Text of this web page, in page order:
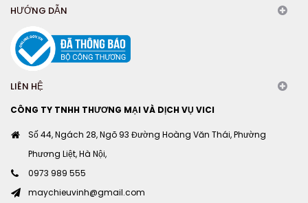
HƯỚNG DẪN
LIÊN HỆ
CÔNG TY TNHH THƯƠNG MẠI VÀ DỊCH VỤ VICI
Số 44, Ngách 28, Ngõ 93 Đường Hoàng Văn Thái, Phường
Phương Liệt, Hà Nội,
0973 989 555
maychieuvinh@gmail.com